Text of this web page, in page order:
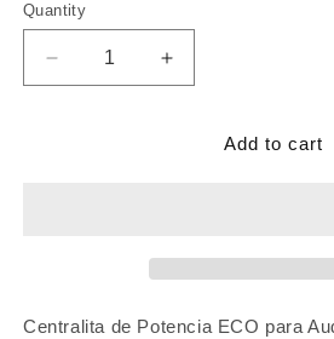
Quantity
Decrease
quantity
2004-
Increase
quantity
BoostrPro
2004-
Add to cart
Centralita de Potencia ECO para